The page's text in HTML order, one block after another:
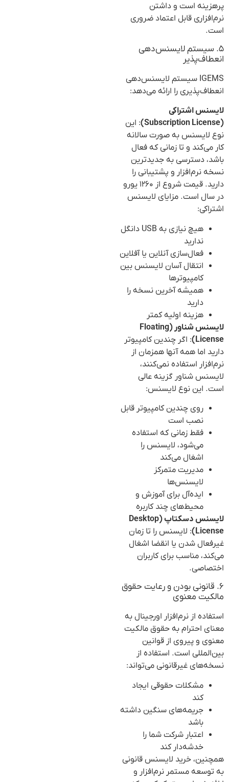
پرهزینه است و داشتن
نرم‌افزاری قابل اعتماد ضروری
است.
۵. سیستم لایسنس‌دهی
انعطاف‌پذیر
IGEMS سیستم لایسنس‌دهی
انعطاف‌پذیری را ارائه می‌دهد:
لایسنس اشتراکی
(Subscription License)
: این
نوع لایسنس به صورت سالانه
کار می‌کند و تا زمانی که فعال
باشد، دسترسی به جدیدترین
نسخه نرم‌افزار و پشتیبانی را
دارید. قیمت شروع از ۱۲۶۰ یورو
در سال است. مزایای لایسنس
اشتراکی:
هیچ نیازی به USB دانگل
ندارید
فعال‌سازی آنلاین یا آفلاین
انتقال آسان لایسنس بین
کامپیوترها
همیشه آخرین نسخه را
دارید
هزینه اولیه کمتر
لایسنس شناور (Floating
License) : اگر چندین کامپیوتر
دارید اما همه آنها همزمان از
نرم‌افزار استفاده نمی‌کنند،
لایسنس شناور گزینه عالی
است. این نوع لایسنس:
روی چندین کامپیوتر قابل
نصب است
فقط زمانی که استفاده
می‌شود، لایسنس را
اشغال می‌کند
مدیریت متمرکز
لایسنس‌ها
ایده‌آل برای آموزش و
محیط‌های چند کاربره
لایسنس دسکتاپ (Desktop
License) : لایسنس را تا زمان
غیرفعال شدن یا انقضا اشغال
می‌کند، مناسب برای کاربران
اختصاصی.
۶. قانونی بودن و رعایت حقوق
مالکیت معنوی
استفاده از نرم‌افزار اورجینال به
معنای احترام به حقوق مالکیت
معنوی و پیروی از قوانین
بین‌المللی است. استفاده از
نسخه‌های غیرقانونی می‌تواند:
مشکلات حقوقی ایجاد
کند
جریمه‌های سنگین داشته
باشد
اعتبار شرکت شما را
خدشه‌دار کند
همچنین، خرید لایسنس قانونی
به توسعه مستمر نرم‌افزار و